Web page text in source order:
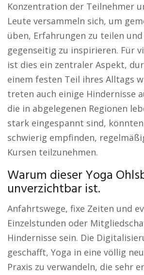
Konzentration der Teilnehmer
Leute versammeln sich, um
üben, Erfahrungen zu teilen und
gegenseitig zu inspirieren. Für
ist dies ein zentraler Aspekt,
einem festen Teil ihres Alltags
treten auch einige Hindernisse
die in abgelegenen Regionen
stark eingespannt sind, könnten
schwierig empfinden,
Kursen teilzunehmen.
Warum dieser Yoga
unverzichtbar ist.
Anfahrtswege, fixe Zeiten und
Einzelstunden oder
Hindernisse sein. Die
geschafft, Yoga in eine völlig
Praxis zu verwandeln, die sehr